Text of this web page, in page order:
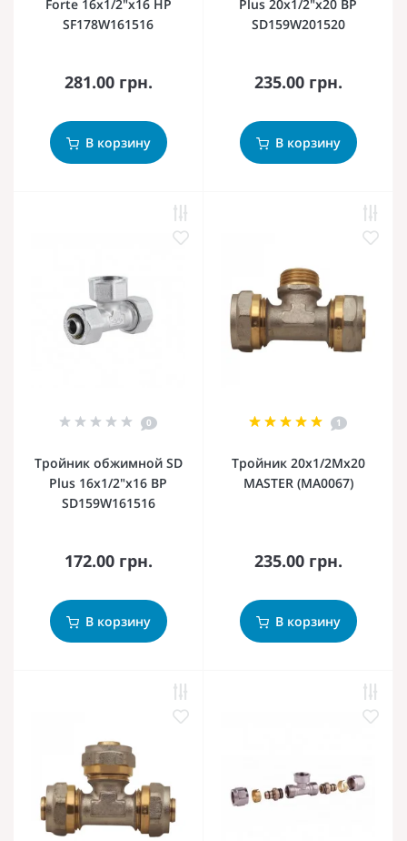
Forte 16х1/2"х16 НР
SF178W161516
281.00 грн.
В корзину
Plus 20х1/2"х20 ВР
SD159W201520
235.00 грн.
В корзину
0
Тройник обжимной SD
Plus 16х1/2"х16 ВР
SD159W161516
172.00 грн.
В корзину
1
Тройник 20x1/2Mx20
MASTER (MA0067)
235.00 грн.
В корзину